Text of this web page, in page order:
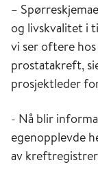
–
og livskvalitet i
vi ser oftere
prostatakreft,
prosjektleder
- Nå blir
egenopplevde
av